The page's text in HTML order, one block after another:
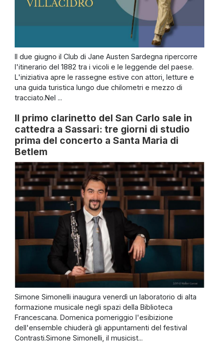
Il due giugno il Club di Jane Austen Sardegna ripercorre
l'itinerario del 1882 tra i vicoli e le leggende del paese.
L'iniziativa apre le rassegne estive con attori, letture e
una guida turistica lungo due chilometri e mezzo di
tracciato.Nel ...
Il primo clarinetto del San Carlo sale in
cattedra a Sassari: tre giorni di studio
prima del concerto a Santa Maria di
Betlem
Simone Simonelli inaugura venerdì un laboratorio di alta
formazione musicale negli spazi della Biblioteca
Francescana. Domenica pomeriggio l'esibizione
dell'ensemble chiuderà gli appuntamenti del festival
Contrasti.Simone Simonelli, il musicist...